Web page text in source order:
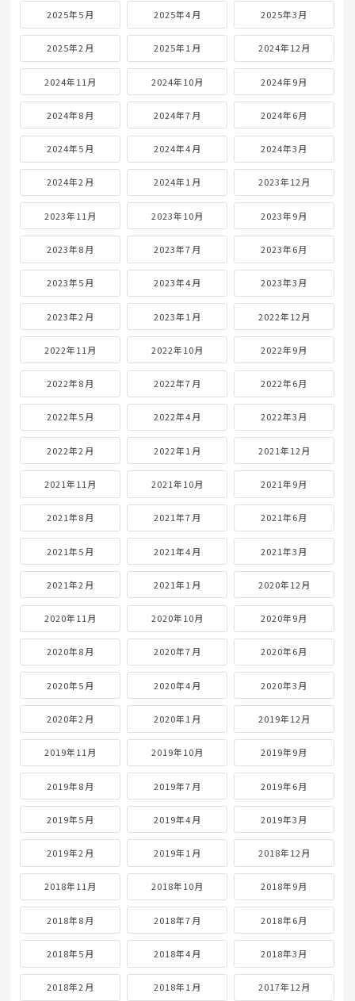
2025年5月 2025年4月 2025年3月
2025年2月 2025年1月 2024年12月
2024年11月 2024年10月 2024年9月
2024年8月 2024年7月 2024年6月
2024年5月 2024年4月 2024年3月
2024年2月 2024年1月 2023年12月
2023年11月 2023年10月 2023年9月
2023年8月 2023年7月 2023年6月
2023年5月 2023年4月 2023年3月
2023年2月 2023年1月 2022年12月
2022年11月 2022年10月 2022年9月
2022年8月 2022年7月 2022年6月
2022年5月 2022年4月 2022年3月
2022年2月 2022年1月 2021年12月
2021年11月 2021年10月 2021年9月
2021年8月 2021年7月 2021年6月
2021年5月 2021年4月 2021年3月
2021年2月 2021年1月 2020年12月
2020年11月 2020年10月 2020年9月
2020年8月 2020年7月 2020年6月
2020年5月 2020年4月 2020年3月
2020年2月 2020年1月 2019年12月
2019年11月 2019年10月 2019年9月
2019年8月 2019年7月 2019年6月
2019年5月 2019年4月 2019年3月
2019年2月 2019年1月 2018年12月
2018年11月 2018年10月 2018年9月
2018年8月 2018年7月 2018年6月
2018年5月 2018年4月 2018年3月
2018年2月 2018年1月 2017年12月